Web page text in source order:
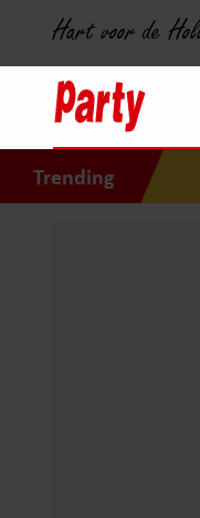
Hart voor de
Trending